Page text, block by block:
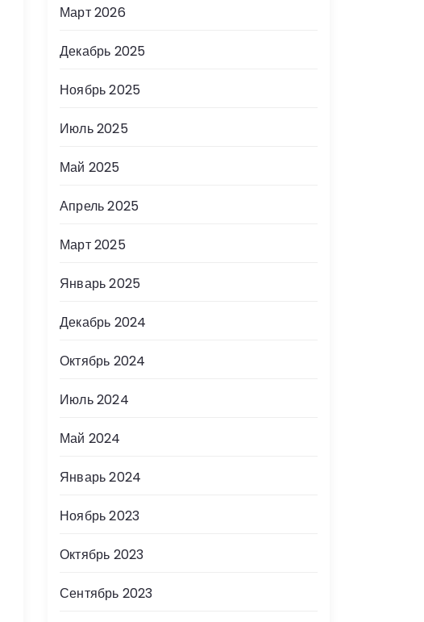
Март 2026
Декабрь 2025
Ноябрь 2025
Июль 2025
Май 2025
Апрель 2025
Март 2025
Январь 2025
Декабрь 2024
Октябрь 2024
Июль 2024
Май 2024
Январь 2024
Ноябрь 2023
Октябрь 2023
Сентябрь 2023